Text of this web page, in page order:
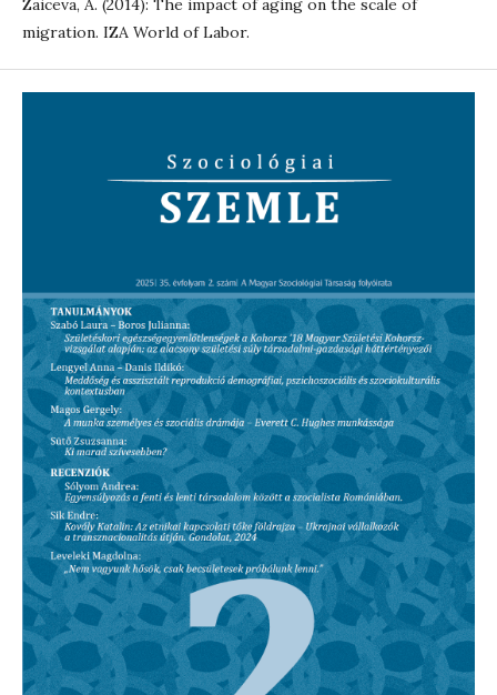
Zaiceva, A. (2014): The impact of aging on the scale of
migration. IZA World of Labor.